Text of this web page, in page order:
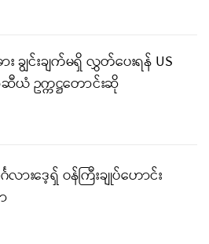
ချွင်းချက်မရှိ လွှတ်ပေးရန် US
ဆီယံ ဥက္ကဋ္ဌတောင်းဆို
းဒေ့ရှ် ဝန်ကြီးချုပ်ဟောင်း